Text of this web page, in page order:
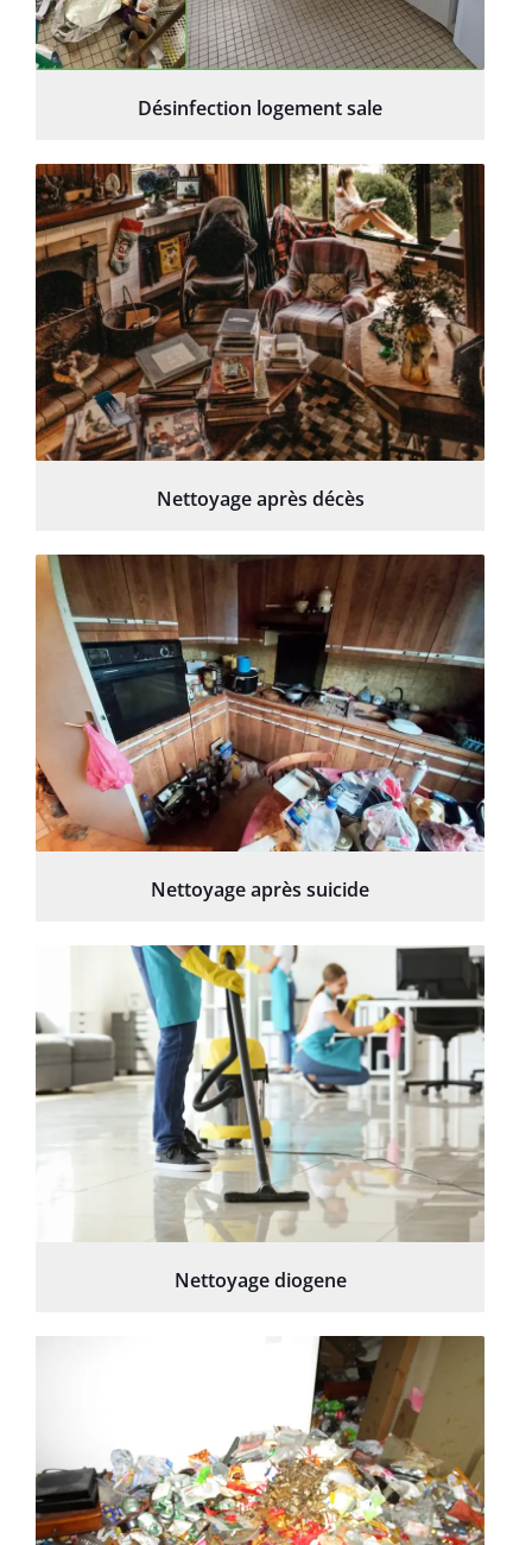
Désinfection logement sale
Nettoyage après décès
Nettoyage après suicide
Nettoyage diogene